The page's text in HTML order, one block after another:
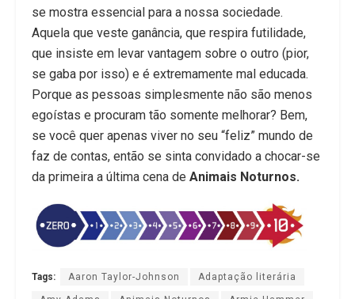
se mostra essencial para a nossa sociedade.
Aquela que veste ganância, que respira futilidade,
que insiste em levar vantagem sobre o outro (pior,
se gaba por isso) e é extremamente mal educada.
Porque as pessoas simplesmente não são menos
egoístas e procuram tão somente melhorar? Bem,
se você quer apenas viver no seu “feliz” mundo de
faz de contas, então se sinta convidado a chocar-se
da primeira a última cena de Animais Noturnos.
Tags: Aaron Taylor-Johnson Adaptação literária